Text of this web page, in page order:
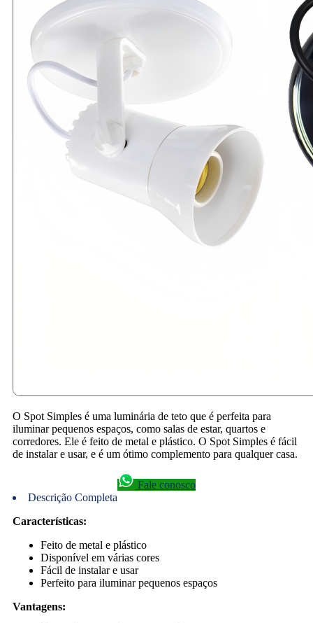
O Spot Simples é uma luminária de teto que é perfeita para
iluminar pequenos espaços, como salas de estar, quartos e
corredores. Ele é feito de metal e plástico. O Spot Simples é fácil
de instalar e usar, e é um ótimo complemento para qualquer casa.
Fale conosco
Descrição Completa
Características:
Feito de metal e plástico
Disponível em várias cores
Fácil de instalar e usar
Perfeito para iluminar pequenos espaços
Vantagens: